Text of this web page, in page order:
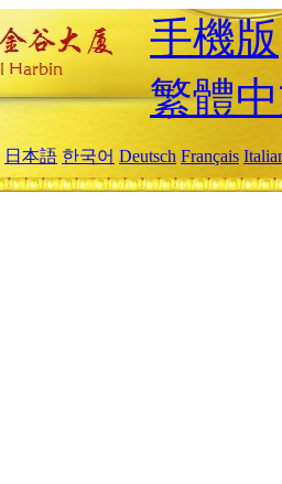
手機版
繁體
日本語 한국어 Deutsch Français